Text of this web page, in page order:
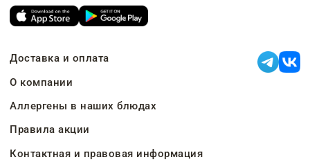
Доставка и оплата
О компании
Аллергены в наших блюдах
Правила акции
Контактная и правовая информация